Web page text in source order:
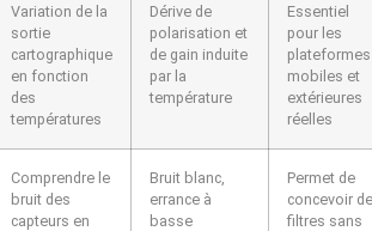
Variation de la
sortie
cartographique
en fonction
des
températures
Dérive de
polarisation et
de gain induite
par la
température
Essentiel
pour les
plateformes
mobiles et
extérieures
réelles
Comprendre le
bruit des
capteurs en
Bruit blanc,
errance à
basse
Permet de
concevoir
filtres sans